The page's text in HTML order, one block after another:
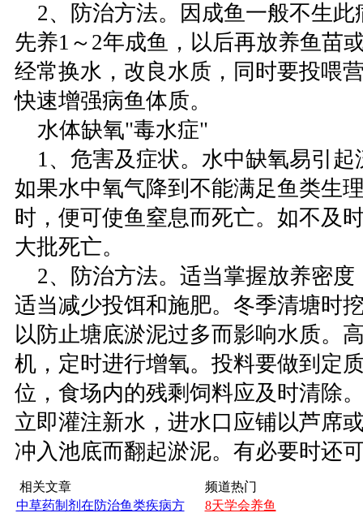
2、防治方法。因成鱼一般不生此
先养1～2年成鱼，以后再放养鱼苗
经常换水，改良水质，同时要投喂
快速增强病鱼体质。
水体缺氧"毒水症"
1、危害及症状。水中缺氧易引起
如果水中氧气降到不能满足鱼类生
时，便可使鱼窒息而死亡。如不及
大批死亡。
2、防治方法。适当掌握放养密度
适当减少投饵和施肥。冬季清塘时
以防止塘底淤泥过多而影响水质。
机，定时进行增氧。投料要做到定
位，食场内的残剩饲料应及时清除
立即灌注新水，进水口应铺以芦席
冲入池底而翻起淤泥。有必要时还
相关文章
中草药制剂在防治鱼类疾病方
频道热门
8天学会养鱼